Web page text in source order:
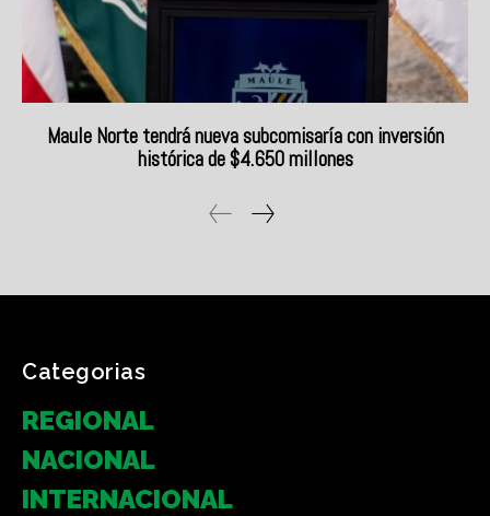
Categorias
REGIONAL
NACIONAL
INTERNACIONAL